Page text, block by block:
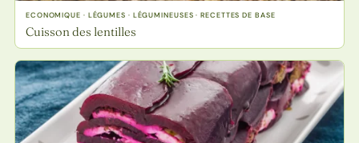
ECONOMIQUE · LÉGUMES · LÉGUMINEUSES · RECETTES DE BASE
Cuisson des lentilles